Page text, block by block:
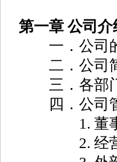
第一章 公司介
一．公司
二．公司
三．各部门
四．公司
1. 董事
2. 经营